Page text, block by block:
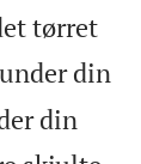
tørret
din
din